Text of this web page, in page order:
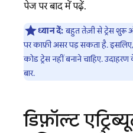
पेज पर बाद में पढ़ें.
ध्यान दें:बहुत तेज़ी से ट्रेस शुरू
पर काफ़ी असर पड़ सकता है.
कोड ट्रेस नहीं बनाने चाहिए.
बार.
डिफ़ॉल्ट